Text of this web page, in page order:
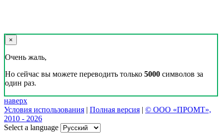
×
Очень жаль,
Но сейчас вы можете переводить только 5000 символов за
один раз.
наверх
Условия использования | Полная версия | © ООО «ПРОМТ»,
2010 - 2026
Select a language